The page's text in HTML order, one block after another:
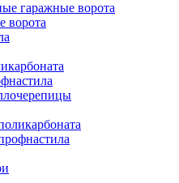
гаражные ворота
ворота